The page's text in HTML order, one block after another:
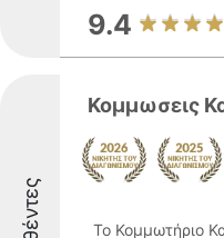
9.4
Κομμωσεις
Το Κομμωτήριο